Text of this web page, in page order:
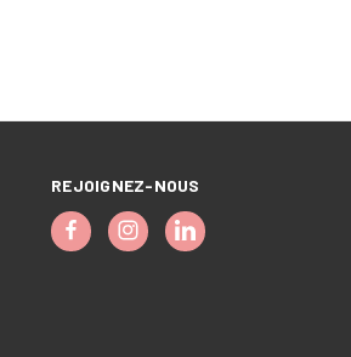
REJOIGNEZ-NOUS